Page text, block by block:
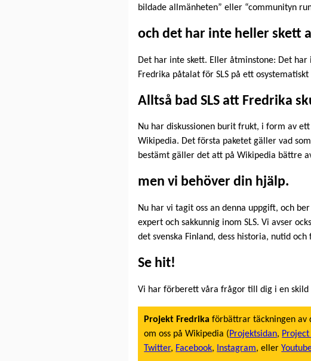
bildade allmänheten” eller “communityn
och det har inte heller skett
Det har inte skett. Eller åtminstone: Det
Fredrika påtalat för SLS på ett
Alltså bad SLS att Fredrika
Nu har diskussionen burit frukt, i form av
Wikipedia. Det första paketet gäller vad
bestämt gäller det att på Wikipedia bättre
men vi behöver din hjälp.
Nu har vi tagit oss an denna uppgift, och
expert och sakkunnig inom SLS. Vi avser
det svenska Finland, dess historia, nutid och
Se hit!
Vi har förberett våra frågor till dig i en skild
Projekt Fredrika förbättrar täckningen av
om oss på Wikipedia (Projektsidan,
Twitter, Facebook, Instagram, eller